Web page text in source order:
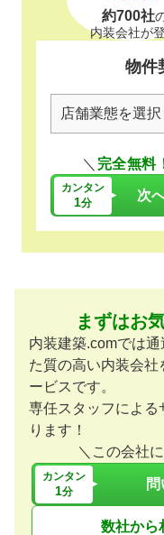
約700社
内装会社が
物件
＼ 完全無料
カンタン
1分 次
まずはお
内装建築.comでは
た質の高い内装会
ービスです。
専任スタッフによる
ります！
＼この会社
カンタン
1分
数社から